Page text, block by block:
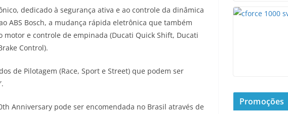
dedicado à segurança ativa e ao controle da dinâmica
ABS Bosch, a mudança rápida eletrônica que também
e controle de empinada (Ducati Quick Shift, Ducati
Control).
de Pilotagem (Race, Sport e Street) que podem ser
Anniversary pode ser encomendada no Brasil através de
Promoções